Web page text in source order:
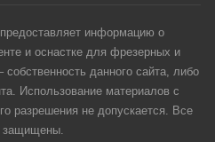
информацию о
и оснастке для фрезерных и
собственность данного сайта, либо
Использование материалов с
разрешения не допускается. Все
защищены.